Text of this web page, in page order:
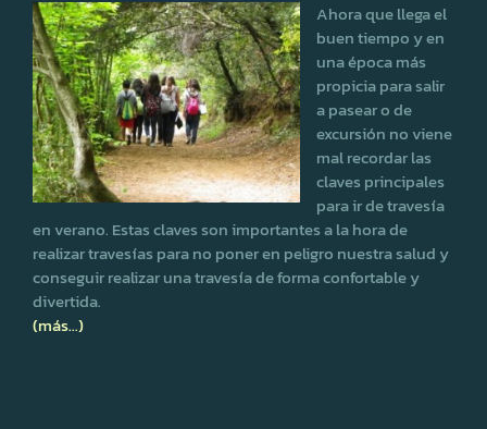
Ahora que llega el
buen tiempo y en
una época más
propicia para salir
a pasear o de
excursión no viene
mal recordar las
claves principales
para ir de travesía
en verano. Estas claves son importantes a la hora de
realizar travesías para no poner en peligro nuestra salud y
conseguir realizar una travesía de forma confortable y
divertida.
(más…)